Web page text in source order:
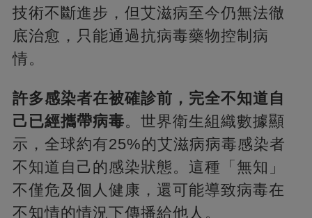
技術不斷進步，但艾滋病至今仍無法徹
底治愈，只能通過抗病毒藥物控制病
情。
許多感染者在被確診前，完全不知道自
己已經攜帶病毒。世界衛生組織數據顯
示，全球約有25%的艾滋病病毒感染者
不知道自己的感染狀態。這種「無知」
不僅危及個人健康，還可能導致病毒在
不知情的情況下傳播給他人。